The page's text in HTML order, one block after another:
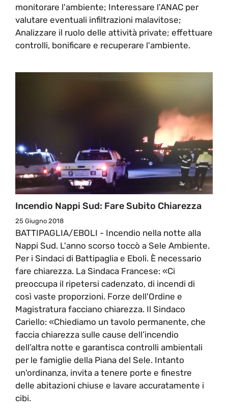
monitorare l'ambiente; Interessare l'ANAC per
valutare eventuali infiltrazioni malavitose;
Analizzare il ruolo delle attività private; effettuare
controlli, bonificare e recuperare l'ambiente.
Incendio Nappi Sud: Fare Subito Chiarezza
25 Giugno 2018
BATTIPAGLIA/EBOLI - Incendio nella notte alla
Nappi Sud. L'anno scorso toccò a Sele Ambiente.
Per i Sindaci di Battipaglia e Eboli. È necessario
fare chiarezza. La Sindaca Francese: «Ci
preoccupa il ripetersi cadenzato, di incendi di
così vaste proporzioni. Forze dell'Ordine e
Magistratura facciano chiarezza. Il Sindaco
Cariello: «Chiediamo un tavolo permanente, che
faccia chiarezza sulle cause dell’incendio
dell’altra notte e garantisca controlli ambientali
per le famiglie della Piana del Sele. Intanto
un'ordinanza, invita a tenere porte e finestre
delle abitazioni chiuse e lavare accuratamente i
cibi.